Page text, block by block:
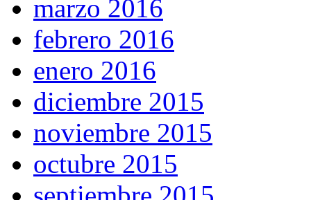
marzo 2016
febrero 2016
enero 2016
diciembre 2015
noviembre 2015
octubre 2015